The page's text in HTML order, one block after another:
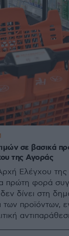
σε βασικά
της Αγοράς
Ελέγχου
πρώτη φορά
δεν δίνει στη
των προϊόντων,
1